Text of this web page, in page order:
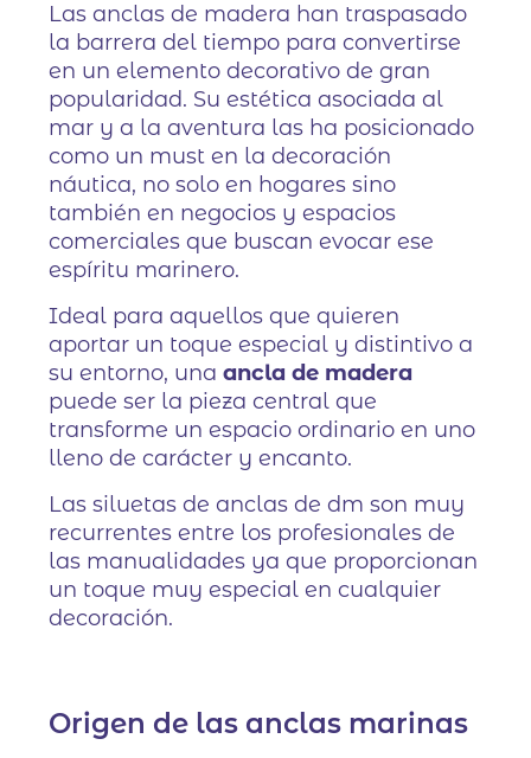
Las anclas de madera han traspasado
la barrera del tiempo para convertirse
en un elemento decorativo de gran
popularidad. Su estética asociada al
mar y a la aventura las ha posicionado
como un must en la decoración
náutica, no solo en hogares sino
también en negocios y espacios
comerciales que buscan evocar ese
espíritu marinero.
Ideal para aquellos que quieren
aportar un toque especial y distintivo a
su entorno, unaancla de madera
puede ser la pieza central que
transforme un espacio ordinario en uno
lleno de carácter y encanto.
Las siluetas de anclas de dm son muy
recurrentes entre los profesionales de
las manualidades ya que proporcionan
un toque muy especial en cualquier
decoración.
Origen de las anclas marinas